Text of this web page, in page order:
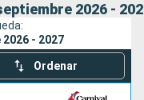
2026 -
- 2027
Ordenar